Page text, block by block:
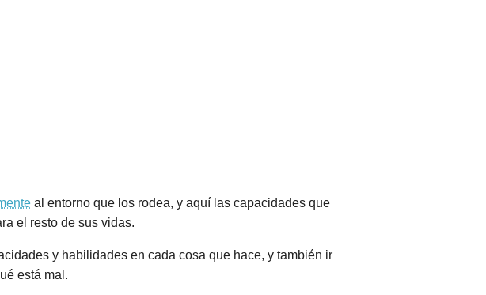
al entorno que los rodea, y aquí las capacidades que
el resto de sus vidas.
y habilidades en cada cosa que hace, y también ir
está mal.